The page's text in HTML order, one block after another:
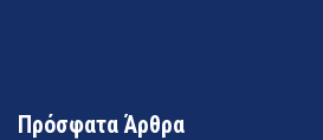
Πρόσφατα Άρθρα